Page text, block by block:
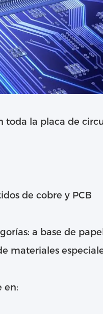
toda la placa de
de cobre y PCB
a base de
materiales
en: